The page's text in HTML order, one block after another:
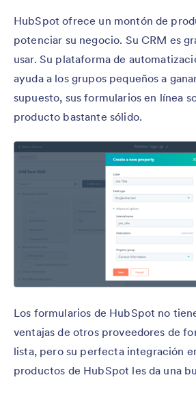
HubSpot ofrece un montón de
potenciar su negocio. Su CRM es
usar. Su plataforma de
ayuda a los grupos pequeños a
supuesto, sus formularios en línea
producto bastante sólido.
Los formularios de HubSpot no
ventajas de otros proveedores de
lista, pero su perfecta integración
productos de HubSpot les da una